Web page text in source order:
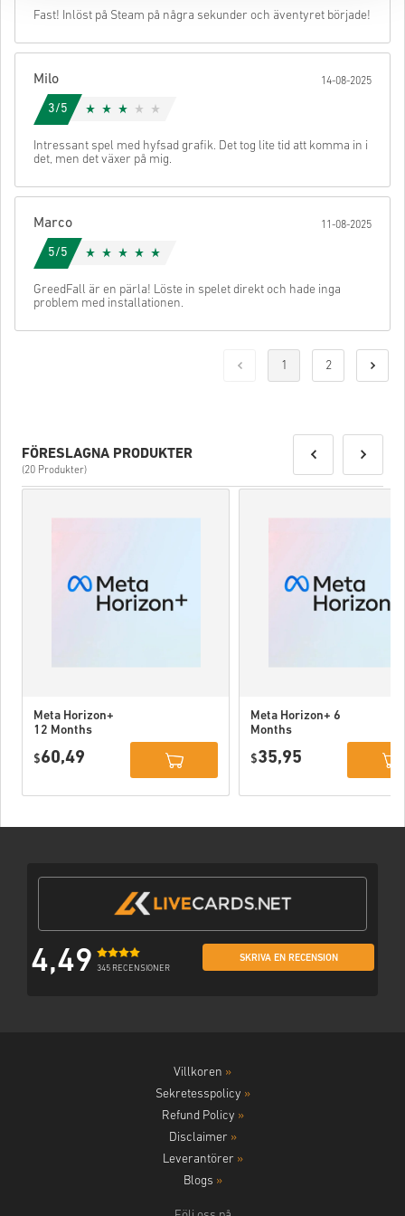
Fast! Inlöst på Steam på några sekunder och äventyret började!
Milo 14-08-2025
3/5
Intressant spel med hyfsad grafik. Det tog lite tid att komma in i
det, men det växer på mig.
Marco 11-08-2025
5/5
GreedFall är en pärla! Löste in spelet direkt och hade inga
problem med installationen.
1 2
FÖRESLAGNA PRODUKTER
(20 Produkter)
Meta Horizon+
12 Months
USA
$60,49
Meta Horizon+ 6
Months
USA
$35,95
4,49 345 RECENSIONER
SKRIVA EN RECENSION
Villkoren »
Sekretesspolicy »
Refund Policy »
Disclaimer »
Leverantörer »
Blogs »